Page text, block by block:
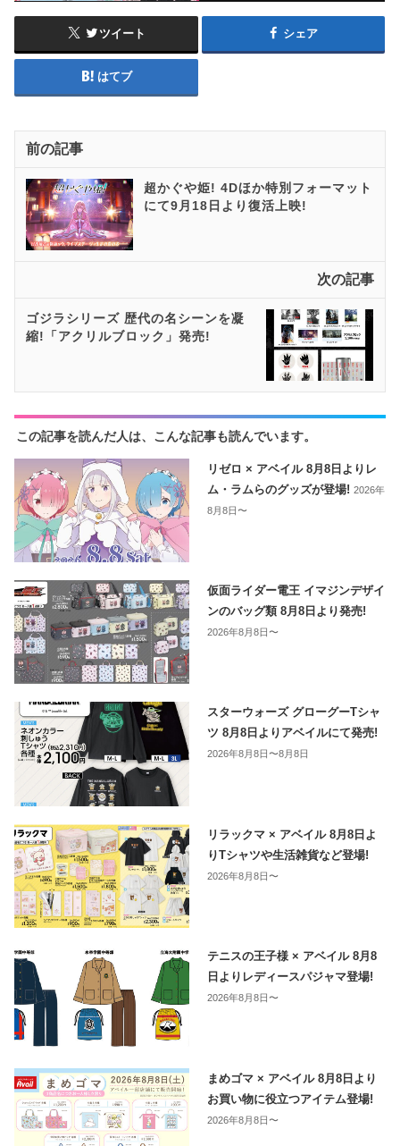
ツイート シェア
はてブ
前の記事
超かぐや姫! 4Dほか特別フォーマット
にて9月18日より復活上映!
次の記事
ゴジラシリーズ 歴代の名シーンを凝
縮!「アクリルブロック」発売!
この記事を読んだ人は、こんな記事も読んでいます。
リゼロ × アベイル 8月8日よりレ
ム・ラムらのグッズが登場!2026年
8月8日〜
仮面ライダー電王 イマジンデザイ
ンのバッグ類 8月8日より発売!
2026年8月8日〜
スターウォーズ グローグーTシャ
ツ 8月8日よりアベイルにて発売!
2026年8月8日〜8月8日
リラックマ × アベイル 8月8日よ
りTシャツや生活雑貨など登場!
2026年8月8日〜
テニスの王子様 × アベイル 8月8
日よりレディースパジャマ登場!
2026年8月8日〜
まめゴマ × アベイル 8月8日より
お買い物に役立つアイテム登場!
2026年8月8日〜